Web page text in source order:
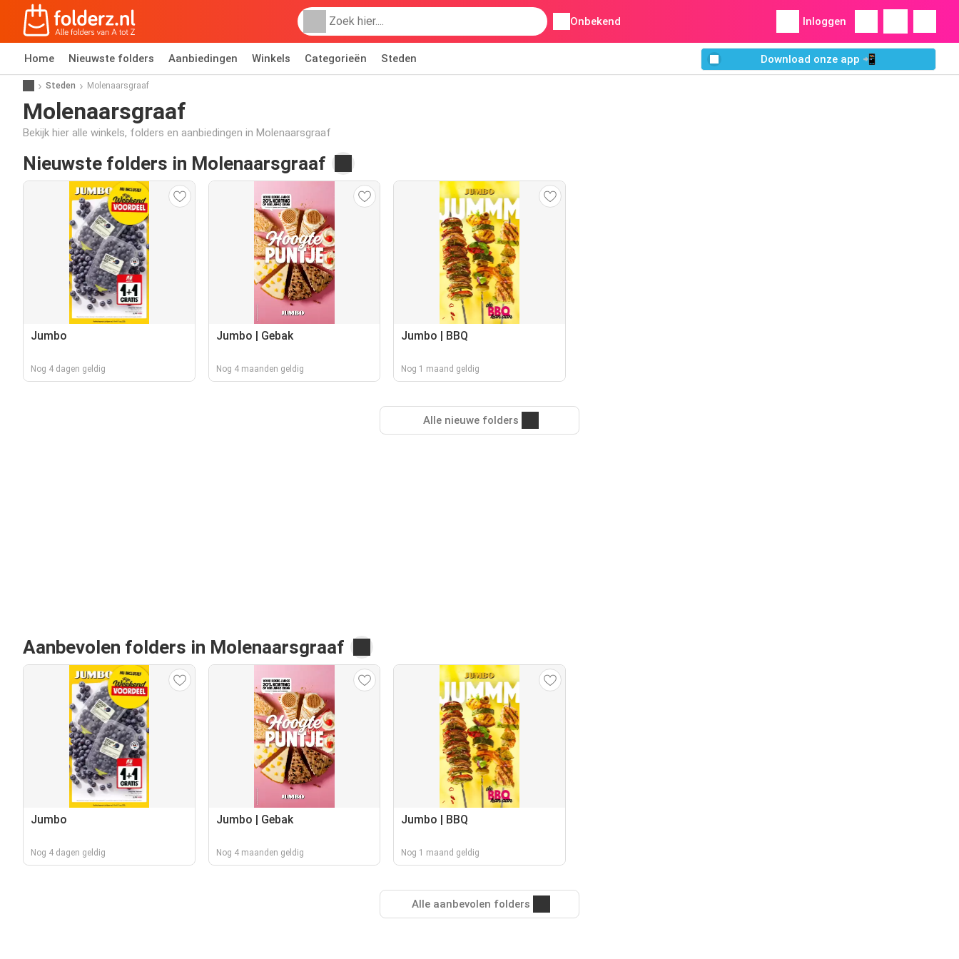
Onbekend Inloggen
Home Nieuwste folders Aanbiedingen Winkels Categorieën Steden Download onze app 📲
Steden Molenaarsgraaf
Molenaarsgraaf
Bekijk hier alle winkels, folders en aanbiedingen in Molenaarsgraaf
Nieuwste folders in Molenaarsgraaf
Jumbo
Nog 4 dagen geldig
Jumbo | Gebak
Nog 4 maanden geldig
Jumbo | BBQ
Nog 1 maand geldig
Alle nieuwe folders
Aanbevolen folders in Molenaarsgraaf
Jumbo
Nog 4 dagen geldig
Jumbo | Gebak
Nog 4 maanden geldig
Jumbo | BBQ
Nog 1 maand geldig
Alle aanbevolen folders